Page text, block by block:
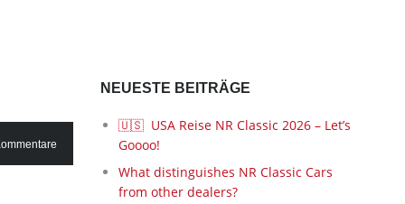
NEUESTE BEITRÄGE
🇺🇸 USA Reise NR Classic 2026 – Let’s
Goooo!
What distinguishes NR Classic Cars
from other dealers?